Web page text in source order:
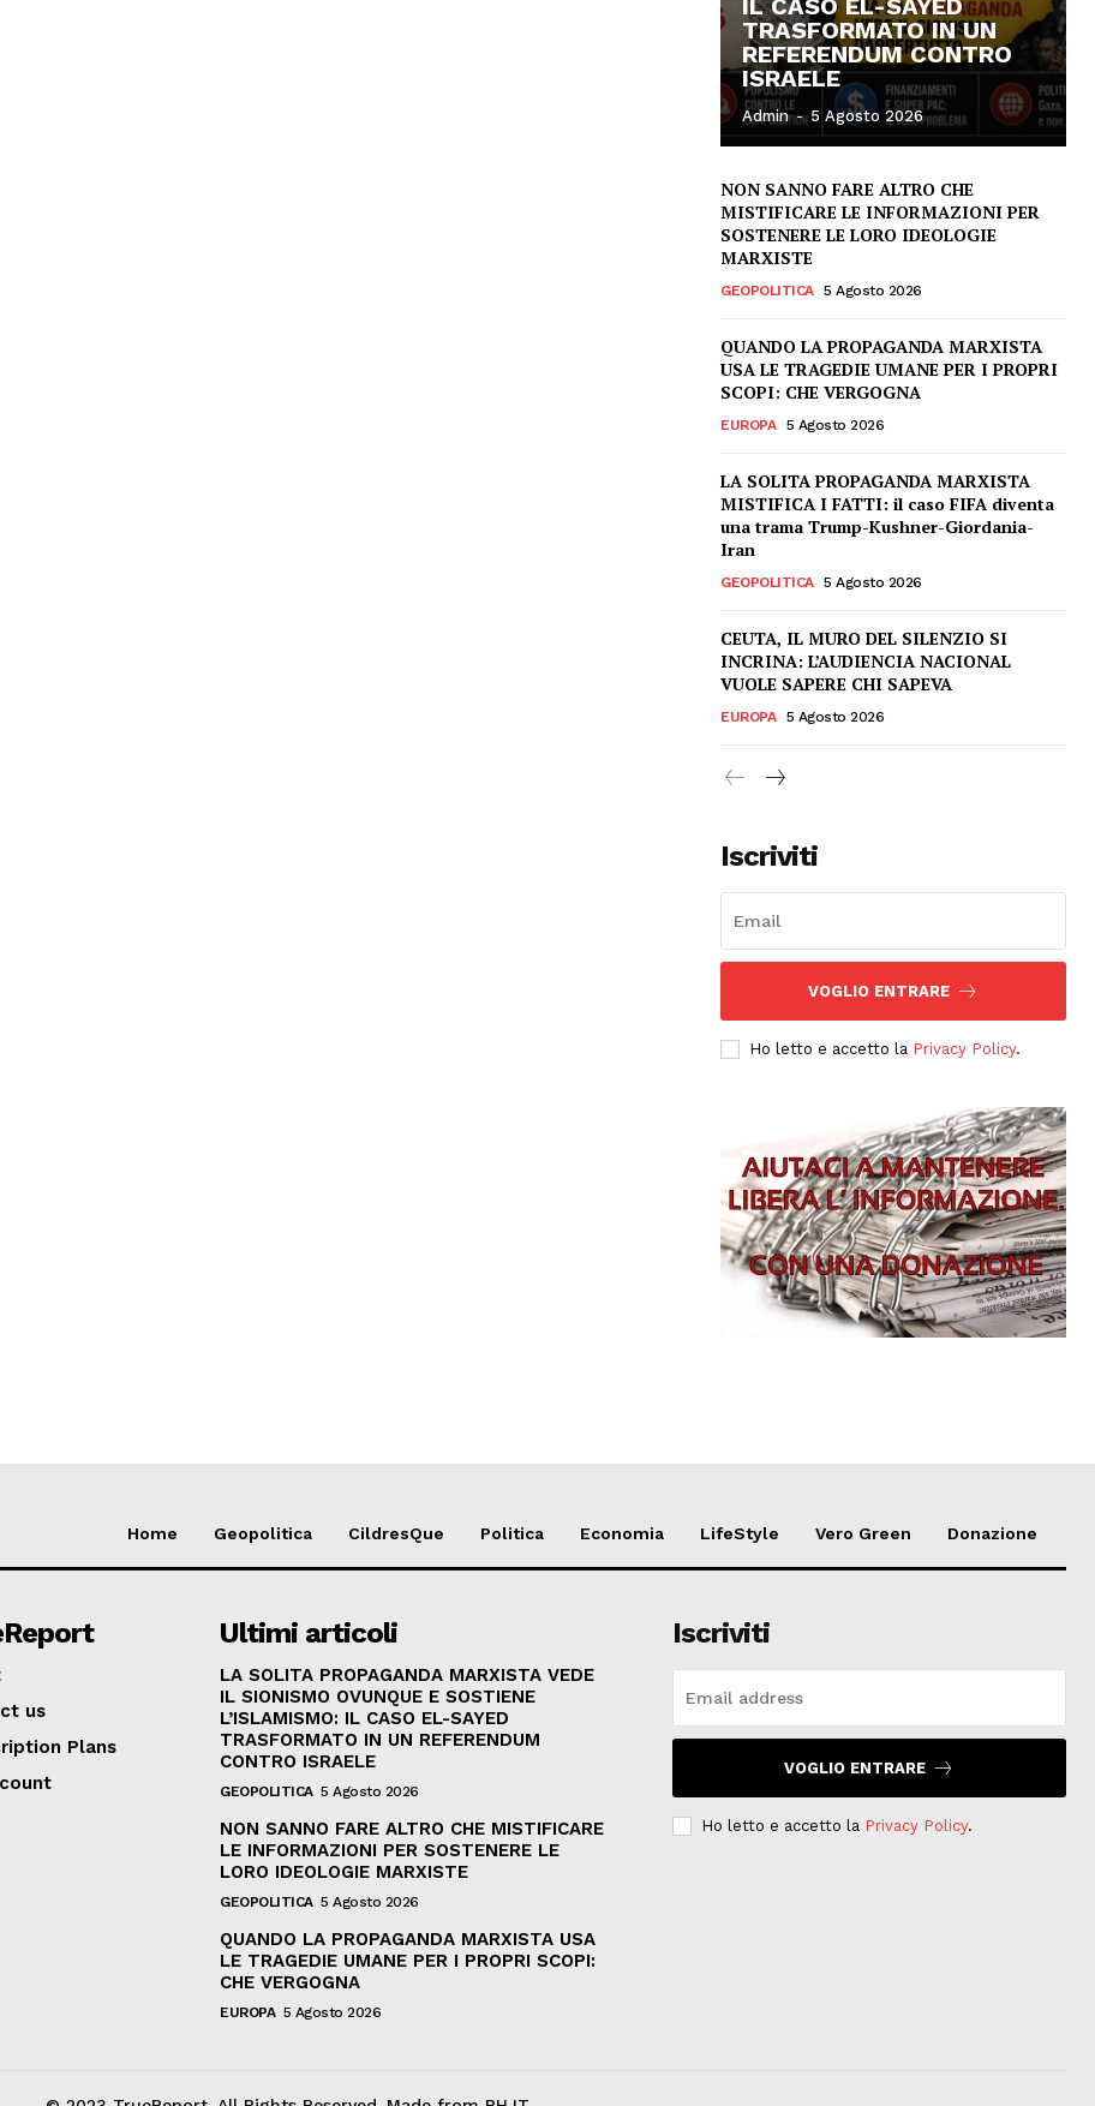
TRASFORMATO IN UN
REFERENDUM CONTRO
ISRAELE
Admin - 5 Agosto 2026
NON SANNO FARE ALTRO CHE
MISTIFICARE LE INFORMAZIONI PER
SOSTENERE LE LORO IDEOLOGIE
MARXISTE
GEOPOLITICA 5 Agosto 2026
QUANDO LA PROPAGANDA MARXISTA
USA LE TRAGEDIE UMANE PER I PROPRI
SCOPI: CHE VERGOGNA
EUROPA 5 Agosto 2026
LA SOLITA PROPAGANDA MARXISTA
MISTIFICA I FATTI: il caso FIFA diventa
una trama Trump-Kushner-Giordania-
Iran
GEOPOLITICA 5 Agosto 2026
CEUTA, IL MURO DEL SILENZIO SI
INCRINA: L’AUDIENCIA NACIONAL
VUOLE SAPERE CHI SAPEVA
EUROPA 5 Agosto 2026
Iscriviti
VOGLIO ENTRARE
Ho letto e accetto la Privacy Policy.
Home Geopolitica CildresQue Politica Economia LifeStyle Vero Green Donazione
us
Plans
Ultimi articoli
LA SOLITA PROPAGANDA MARXISTA VEDE
IL SIONISMO OVUNQUE E SOSTIENE
L’ISLAMISMO: IL CASO EL-SAYED
TRASFORMATO IN UN REFERENDUM
CONTRO ISRAELE
GEOPOLITICA 5 Agosto 2026
NON SANNO FARE ALTRO CHE MISTIFICARE
LE INFORMAZIONI PER SOSTENERE LE
LORO IDEOLOGIE MARXISTE
GEOPOLITICA 5 Agosto 2026
QUANDO LA PROPAGANDA MARXISTA USA
LE TRAGEDIE UMANE PER I PROPRI SCOPI:
CHE VERGOGNA
EUROPA 5 Agosto 2026
Iscriviti
VOGLIO ENTRARE
Ho letto e accetto la Privacy Policy.